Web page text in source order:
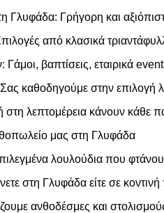
Γρήγορη και
από κλασικά
βαπτίσεις, εταιρικά
καθοδηγούμε στην επιλογή
λεπτομέρεια κάνουν κάθε
μας στη Γλυφάδα
λουλούδια που
στη Γλυφάδα είτε σε
ανθοδέσμες και